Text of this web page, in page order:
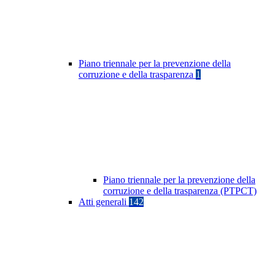
Piano triennale per la prevenzione della
corruzione e della trasparenza 1
Piano triennale per la prevenzione della
corruzione e della trasparenza (PTPCT)
Atti generali 142